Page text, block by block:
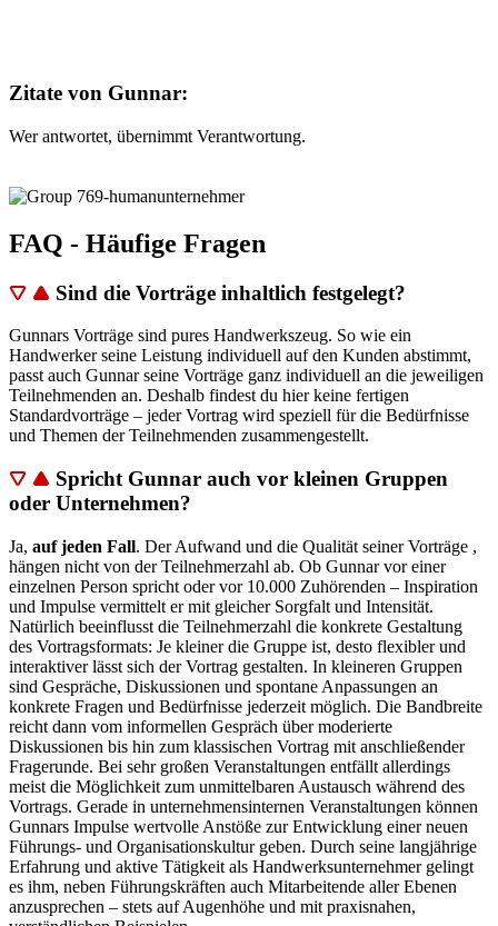
Zitate von Gunnar:
Wer antwortet, übernimmt Verantwortung.
FAQ - Häufige Fragen
Sind die Vorträge inhaltlich festgelegt?
Gunnars Vorträge sind pures Handwerkszeug. So wie ein
Handwerker seine Leistung individuell auf den Kunden abstimmt,
passt auch Gunnar seine Vorträge ganz individuell an die jeweiligen
Teilnehmenden an. Deshalb findest du hier keine fertigen
Standardvorträge – jeder Vortrag wird speziell für die Bedürfnisse
und Themen der Teilnehmenden zusammengestellt.
Spricht Gunnar auch vor kleinen Gruppen
oder Unternehmen?
Ja, auf jeden Fall. Der Aufwand und die Qualität seiner Vorträge ,
hängen nicht von der Teilnehmerzahl ab. Ob Gunnar vor einer
einzelnen Person spricht oder vor 10.000 Zuhörenden – Inspiration
und Impulse vermittelt er mit gleicher Sorgfalt und Intensität.
Natürlich beeinflusst die Teilnehmerzahl die konkrete Gestaltung
des Vortragsformats: Je kleiner die Gruppe ist, desto flexibler und
interaktiver lässt sich der Vortrag gestalten. In kleineren Gruppen
sind Gespräche, Diskussionen und spontane Anpassungen an
konkrete Fragen und Bedürfnisse jederzeit möglich. Die Bandbreite
reicht dann vom informellen Gespräch über moderierte
Diskussionen bis hin zum klassischen Vortrag mit anschließender
Fragerunde. Bei sehr großen Veranstaltungen entfällt allerdings
meist die Möglichkeit zum unmittelbaren Austausch während des
Vortrags. Gerade in unternehmensinternen Veranstaltungen können
Gunnars Impulse wertvolle Anstöße zur Entwicklung einer neuen
Führungs- und Organisationskultur geben. Durch seine langjährige
Erfahrung und aktive Tätigkeit als Handwerksunternehmer gelingt
es ihm, neben Führungskräften auch Mitarbeitende aller Ebenen
anzusprechen – stets auf Augenhöhe und mit praxisnahen,